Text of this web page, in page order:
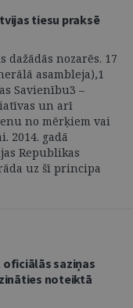
tiesu praksē
nozarēs. 17
asambleja),1
Savienību3 –
un arī
no mērķiem vai
2014. gadā
Republikas
uz šī principa
saziņas
noteiktā